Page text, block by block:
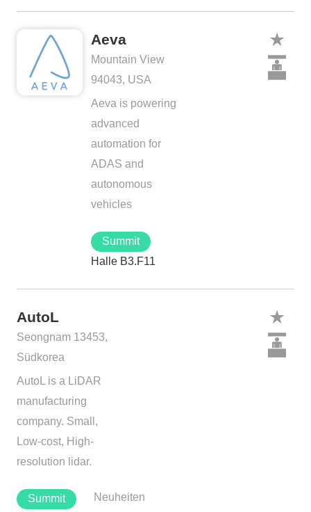
Aeva
Mountain View
94043, USA
Aeva is powering
advanced
automation for
ADAS and
autonomous
vehicles
Summit
Halle B3.F11
AutoL
Seongnam 13453,
Südkorea
AutoL is a LiDAR
manufacturing
company. Small,
Low-cost, High-
resolution lidar.
Neuheiten
Summit